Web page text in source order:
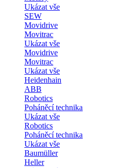
Ukázat vše
SEW
Movidrive
Movitrac
Ukázat vše
Movidrive
Movitrac
Ukázat vše
Heidenhain
ABB
Robotics
Poháněcí technika
Ukázat vše
Robotics
Poháněcí technika
Ukázat vše
Baumüller
Heller